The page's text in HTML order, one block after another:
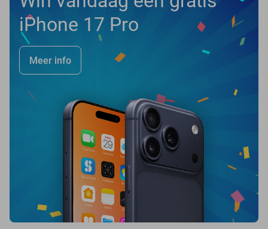
iPhone 17 Pro
Meer info